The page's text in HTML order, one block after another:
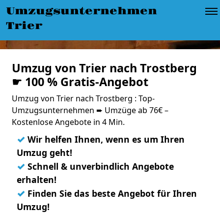
Umzugsunternehmen
Trier
Umzug von Trier nach Trostberg
☛ 100 % Gratis-Angebot
Umzug von Trier nach Trostberg : Top-
Umzugsunternehmen ➨ Umzüge ab 76€ –
Kostenlose Angebote in 4 Min.
✓ Wir helfen Ihnen, wenn es um Ihren
Umzug geht!
✓ Schnell & unverbindlich Angebote
erhalten!
✓ Finden Sie das beste Angebot für Ihren
Umzug!